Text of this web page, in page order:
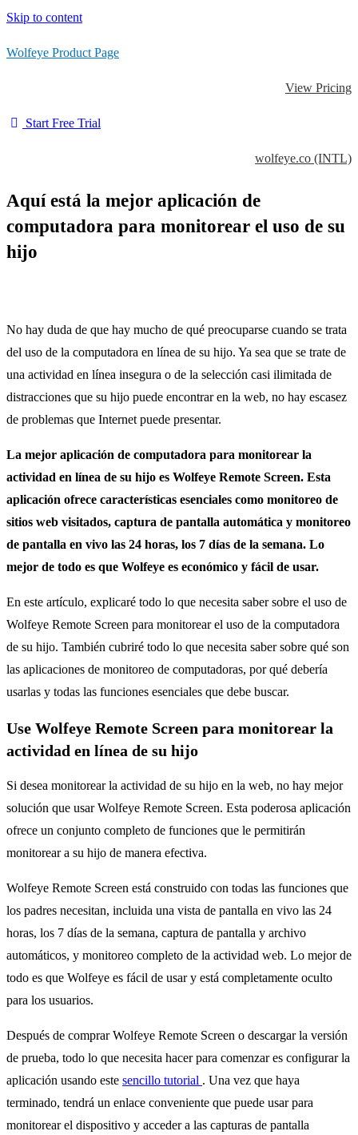
Skip to content
Wolfeye Product Page
View Pricing
Start Free Trial
wolfeye.co (INTL)
Aquí está la mejor aplicación de
computadora para monitorear el uso de su
hijo
No hay duda de que hay mucho de qué preocuparse cuando se trata
del uso de la computadora en línea de su hijo. Ya sea que se trate de
una actividad en línea insegura o de la selección casi ilimitada de
distracciones que su hijo puede encontrar en la web, no hay escasez
de problemas que Internet puede presentar.
La mejor aplicación de computadora para monitorear la
actividad en línea de su hijo es Wolfeye Remote Screen. Esta
aplicación ofrece características esenciales como monitoreo de
sitios web visitados, captura de pantalla automática y monitoreo
de pantalla en vivo las 24 horas, los 7 días de la semana. Lo
mejor de todo es que Wolfeye es económico y fácil de usar.
En este artículo, explicaré todo lo que necesita saber sobre el uso de
Wolfeye Remote Screen para monitorear el uso de la computadora
de su hijo. También cubriré todo lo que necesita saber sobre qué son
las aplicaciones de monitoreo de computadoras, por qué debería
usarlas y todas las funciones esenciales que debe buscar.
Use Wolfeye Remote Screen para monitorear la
actividad en línea de su hijo
Si desea monitorear la actividad de su hijo en la web, no hay mejor
solución que usar Wolfeye Remote Screen. Esta poderosa aplicación
ofrece un conjunto completo de funciones que le permitirán
monitorear a su hijo de manera efectiva.
Wolfeye Remote Screen está construido con todas las funciones que
los padres necesitan, incluida una vista de pantalla en vivo las 24
horas, los 7 días de la semana, captura de pantalla y archivo
automáticos, y monitoreo completo de la actividad web. Lo mejor de
todo es que Wolfeye es fácil de usar y está completamente oculto
para los usuarios.
Después de comprar Wolfeye Remote Screen o descargar la versión
de prueba, todo lo que necesita hacer para comenzar es configurar la
aplicación usando este sencillo tutorial . Una vez que haya
terminado, tendrá un enlace conveniente que puede usar para
monitorear el dispositivo y acceder a las capturas de pantalla